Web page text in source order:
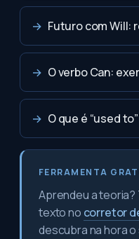
→ Futuro com Will:
→ O verbo Can:
→ O que é “used
FERRAMENTA
Aprendeu a
texto no corretor
descubra na hora o